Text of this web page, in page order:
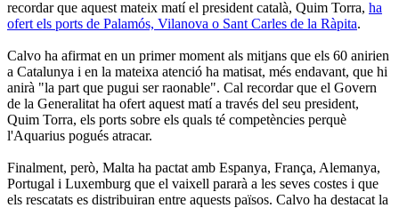
recordar que aquest mateix matí el president català, Quim Torra, ha
ofert els ports de Palamós, Vilanova o Sant Carles de la Ràpita.
Calvo ha afirmat en un primer moment als mitjans que els 60 anirien
a Catalunya i en la mateixa atenció ha matisat, més endavant, que hi
anirà "la part que pugui ser raonable". Cal recordar que el Govern
de la Generalitat ha ofert aquest matí a través del seu president,
Quim Torra, els ports sobre els quals té competències perquè
l'Aquarius pogués atracar.
Finalment, però, Malta ha pactat amb Espanya, França, Alemanya,
Portugal i Luxemburg que el vaixell pararà a les seves costes i que
els rescatats es distribuiran entre aquests països. Calvo ha destacat la